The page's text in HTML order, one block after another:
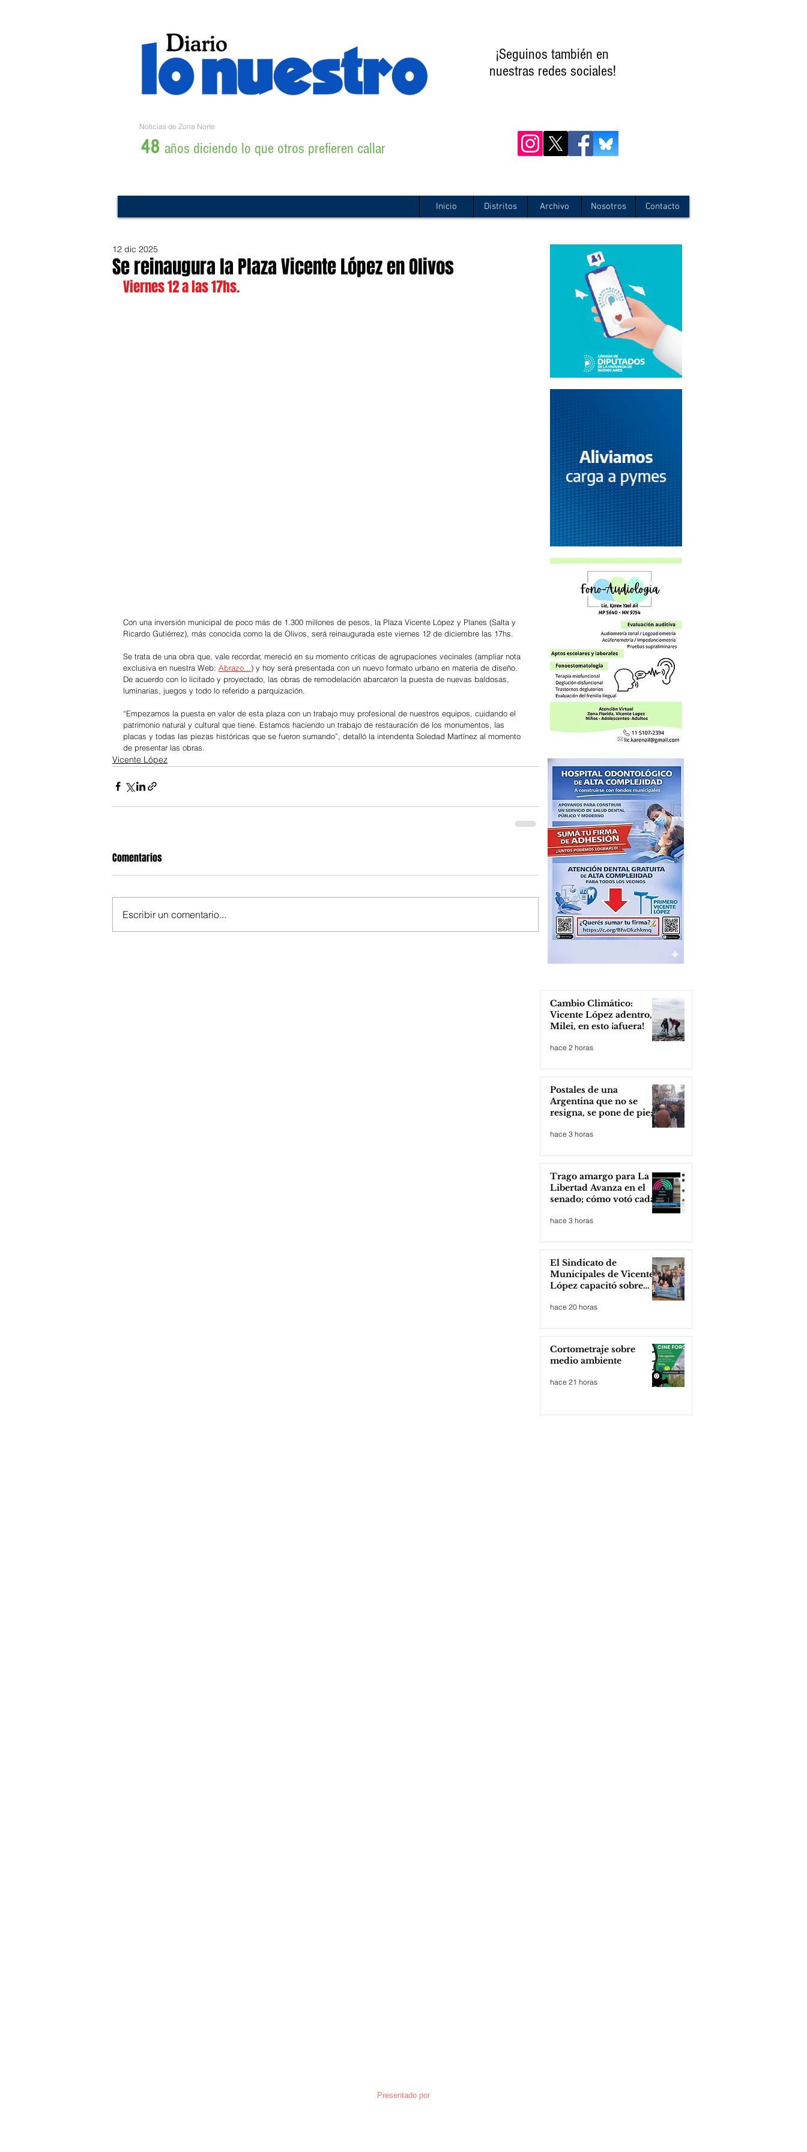
¡Seguinos también en
nuestras redes sociales!
Noticias de Zona Norte
48 años diciendo lo que otros prefieren callar
Inicio Distritos Archivo Nosotros Contacto
Se reinaugura la Plaza Vicente López en Olivos
12 dic 2025
Viernes 12 a las 17hs.
Con una inversión municipal de poco más de 1.300 millones de pesos, la Plaza Vicente López y Planes (Salta y
Ricardo Gutiérrez), más conocida como la de Olivos, será reinaugurada este viernes 12 de diciembre las 17hs.
Se trata de una obra que, vale recordar, mereció en su momento críticas de agrupaciones vecinales (ampliar nota
exclusiva en nuestra Web: Abrazo... ) y hoy será presentada con un nuevo formato urbano en materia de diseño.
De acuerdo con lo licitado y proyectado, las obras de remodelación abarcaron la puesta de nuevas baldosas,
luminarias, juegos y todo lo referido a parquización.
“Empezamos la puesta en valor de esta plaza con un trabajo muy profesional de nuestros equipos, cuidando el
patrimonio natural y cultural que tiene. Estamos haciendo un trabajo de restauración de los monumentos, las
placas y todas las piezas históricas que se fueron sumando”, detalló la intendenta Soledad Martínez al momento
de presentar las obras.
Vicente López
Comentarios
Escribir un comentario...
Cambio Climático:
Vicente López adentro,
Milei, en esto ¡afuera!
hace 2 horas
Postales de una
Argentina que no se
resigna, se pone de pie;
hace 3 horas
Trago amargo para La
Libertad Avanza en el
senado; cómo votó cada
hace 3 horas
El Sindicato de
Municipales de Vicente
López capacitó sobre
hace 20 horas
Cortometraje sobre
medio ambiente
hace 21 horas
Presentado por